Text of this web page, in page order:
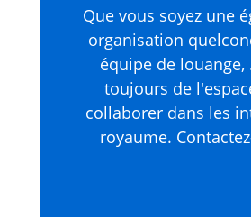
Que vous soyez une
organisation
équipe de louange,
toujours de
collaborer dans les
royaume.